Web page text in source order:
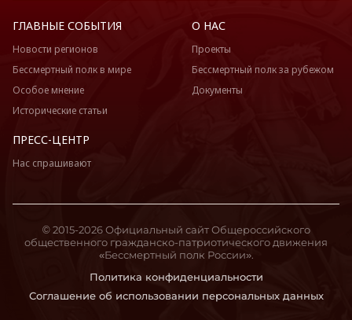
ГЛАВНЫЕ СОБЫТИЯ
Новости регионов
Бессмертный полк в мире
Особое мнение
Исторические статьи
О НАС
Проекты
Бессмертный полк за рубежом
Документы
ПРЕСС-ЦЕНТР
Нас спрашивают
Политика конфиденциальности
Соглашение об использовании персональных данных
© 2015-2026 Официальный сайт Общероссийского
общественного гражданско-патриотического движения
«Бессмертный полк России».